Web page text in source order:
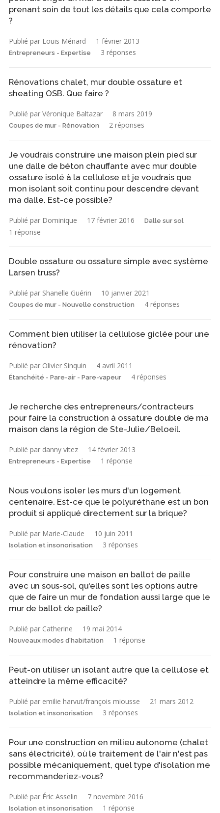
prenant soin de tout les détails que cela comporte
?
Publié par Louis Ménard 1 février 2013
Entrepreneurs - Expertise 3 réponses
Rénovations chalet, mur double ossature et
sheating OSB. Que faire ?
Publié par Véronique Baltazar 8 mars 2019
Coupes de mur - Rénovation 2 réponses
Je voudrais construire une maison plein pied sur
une dalle de béton chauffante avec mur double
ossature isolé à la cellulose et je voudrais que
mon isolant soit continu pour descendre devant
ma dalle. Est-ce possible?
Publié par Dominique 17 février 2016 Dalle sur sol
1 réponse
Double ossature ou ossature simple avec système
Larsen truss?
Publié par Shanelle Guérin 10 janvier 2021
Coupes de mur - Nouvelle construction 4 réponses
Comment bien utiliser la cellulose giclée pour une
rénovation?
Publié par Olivier Sinquin 4 avril 2011
Étanchéité - Pare-air - Pare-vapeur 4 réponses
Je recherche des entrepreneurs/contracteurs
pour faire la construction à ossature double de ma
maison dans la région de Ste-Julie/Beloeil.
Publié par danny vitez 14 février 2013
Entrepreneurs - Expertise 1 réponse
Nous voulons isoler les murs d'un logement
centenaire. Est-ce que le polyuréthane est un bon
produit si appliqué directement sur la brique?
Publié par Marie-Claude 10 juin 2011
Isolation et insonorisation 3 réponses
Pour construire une maison en ballot de paille
avec un sous-sol, qu'elles sont les options autre
que de faire un mur de fondation aussi large que le
mur de ballot de paille?
Publié par Catherine 19 mai 2014
Nouveaux modes d'habitation 1 réponse
Peut-on utiliser un isolant autre que la cellulose et
atteindre la même efficacité?
Publié par emilie harvut/françois miousse 21 mars 2012
Isolation et insonorisation 3 réponses
Pour une construction en milieu autonome (chalet
sans électricité), où le traitement de l'air n'est pas
possible mécaniquement, quel type d'isolation me
recommanderiez-vous?
Publié par Éric Asselin 7 novembre 2016
Isolation et insonorisation 1 réponse